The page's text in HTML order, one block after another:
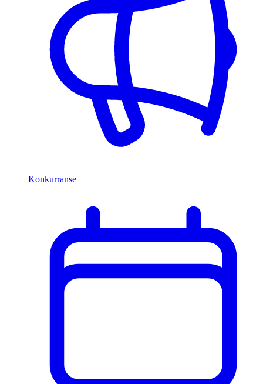
Konkurranse